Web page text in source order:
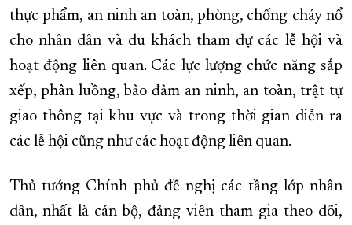
thực phẩm, an ninh an toàn, phòng, chống cháy nổ
cho nhân dân và du khách tham dự các lễ hội và
hoạt động liên quan. Các lực lượng chức năng sắp
xếp, phân luồng, bảo đảm an ninh, an toàn, trật tự
giao thông tại khu vực và trong thời gian diễn ra
các lễ hội cũng như các hoạt động liên quan.
Thủ tướng Chính phủ đề nghị các tầng lớp nhân
dân, nhất là cán bộ, đảng viên tham gia theo dõi,